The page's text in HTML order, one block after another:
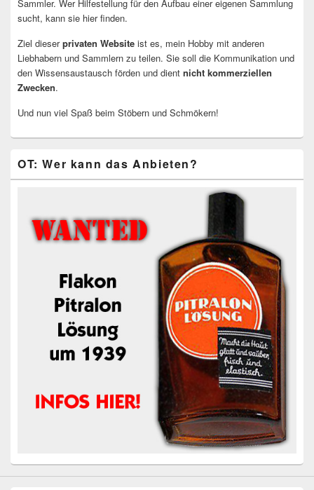
Sammler. Wer Hilfestellung für den Aufbau einer eigenen Sammlung
sucht, kann sie hier finden.
Ziel dieserprivaten Website ist es, mein Hobby mit anderen
Liebhabern und Sammlern zu teilen. Sie soll die Kommunikation und
den Wissensaustausch förden und dient nicht kommerziellen
Zwecken.
Und nun viel Spaß beim Stöbern und Schmökern!
OT: Wer kann das Anbieten?